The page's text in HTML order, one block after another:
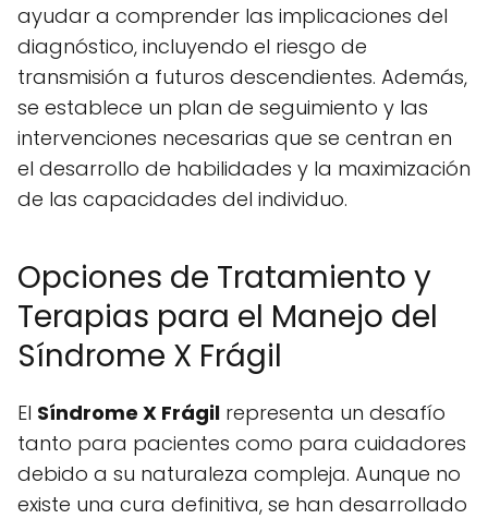
ayudar a comprender las implicaciones del
diagnóstico, incluyendo el riesgo de
transmisión a futuros descendientes. Además,
se establece un plan de seguimiento y las
intervenciones necesarias que se centran en
el desarrollo de habilidades y la maximización
de las capacidades del individuo.
Opciones de Tratamiento y
Terapias para el Manejo del
Síndrome X Frágil
El Síndrome X Frágil representa un desafío
tanto para pacientes como para cuidadores
debido a su naturaleza compleja. Aunque no
existe una cura definitiva, se han desarrollado